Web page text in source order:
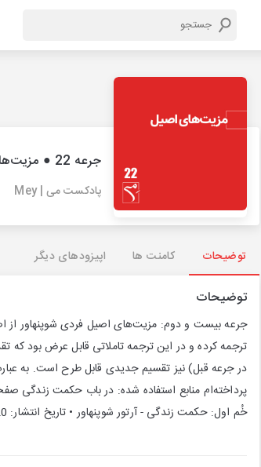
جرعه 22 ● مزیت‌های اصیل فردی
پادکست می | Mey
توضیحات کامنت ها اپیزودهای دیگر
توضیحات
ترجمه کرده و در این ترجمه تاملاتی قابل عرض بود
در جرعه قبل) نیز تقسیم جدیدی قابل طرح است. به
خُم اول: حکمت زندگی - آرتور شوپنهاور • تاریخ انتشار: 20 شهریور ۱۴۰۰